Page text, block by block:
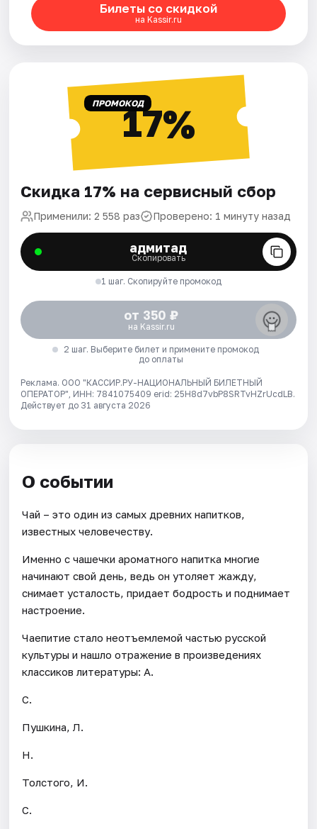
Билеты со скидкой
на Kassir.ru
ПРОМОКОД17%
Скидка 17% на сервисный сбор
Применили: 2 558 раз Проверено: 1 минуту назад
адмитад
Скопировать
1 шаг. Скопируйте промокод
от 350 ₽
на Kassir.ru
2 шаг. Выберите билет и примените промокод
до оплаты
Реклама. ООО "КАССИР.РУ-НАЦИОНАЛЬНЫЙ БИЛЕТНЫЙ
ОПЕРАТОР", ИНН: 7841075409 erid: 25H8d7vbP8SRTvHZrUcdLB.
Действует до 31 августа 2026
О событии
Чай – это один из самых древних напитков,
известных человечеству.
Именно с чашечки ароматного напитка многие
начинают свой день, ведь он утоляет жажду,
снимает усталость, придает бодрость и поднимает
настроение.
Чаепитие стало неотъемлемой частью русской
культуры и нашло отражение в произведениях
классиков литературы: А.
С.
Пушкина, Л.
Н.
Толстого, И.
С.